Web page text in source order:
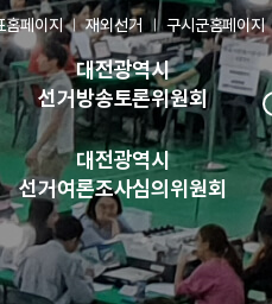
홈페이지 재외선거 구시군홈페이지
대전광역시
선거방송토론위원회
대전광역시
선거여론조사심의위원회